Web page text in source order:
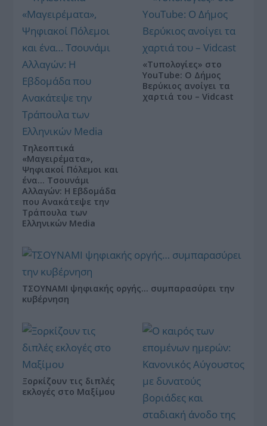
Τηλεοπτικά
«Μαγειρέματα»,
Ψηφιακοί Πόλεμοι και
ένα… Τσουνάμι
Αλλαγών: Η Εβδομάδα
που Ανακάτεψε την
Τράπουλα των
Ελληνικών Media
«Τυπολογίες» στο
YouTube: Ο Δήμος
Βερύκιος ανοίγει τα
χαρτιά του – Vidcast
ΤΣΟΥΝΑΜΙ ψηφιακής οργής… συμπαρασύρει την
κυβέρνηση
Ξορκίζουν τις διπλές
εκλογές στο Μαξίμου